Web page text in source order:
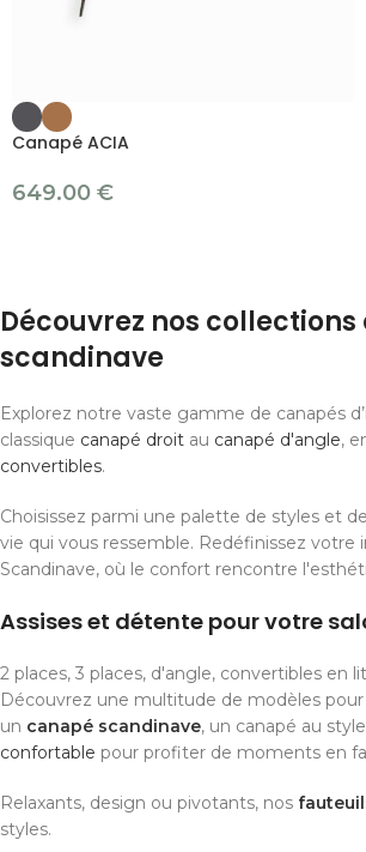
Canapé ACIA
649.00 €
Découvrez nos
scandinave
Explorez notre vaste gamme de canapés
classique canapé droit au canapé d'angle,
convertibles.
Choisissez parmi une palette de styles et
vie qui vous ressemble. Redéfinissez votre
Scandinave, où le confort rencontre
Assises et détente pour votre
2 places, 3 places, d'angle, convertibles en
Découvrez une multitude de modèles
un canapé scandinave, un canapé au
confortable pour profiter de moments en
Relaxants, design ou pivotants, nos
styles.